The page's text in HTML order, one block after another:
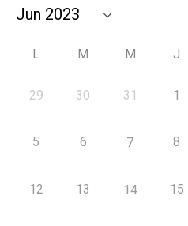
L M M J
29 30 31 1
5 6 7 8
12 13 14 15